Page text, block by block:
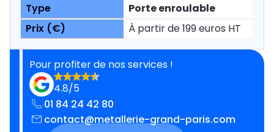
Porte enroulable
À partir de 199 euros HT
Pour profiter de nos services !
4.8/5
01 84 24 42 80
contact@metallerie-grand-paris.com